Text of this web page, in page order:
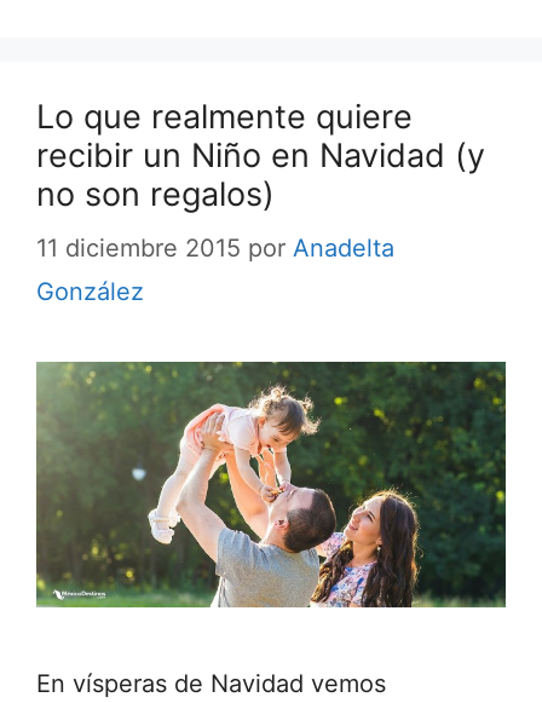
Lo que realmente quiere
recibir un Niño en Navidad (y
no son regalos)
11 diciembre 2015 por Anadelta
González
En vísperas de Navidad vemos